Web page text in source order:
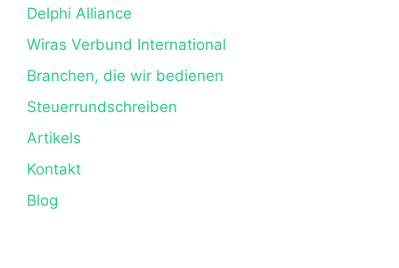
Delphi Alliance
Wiras Verbund International
Branchen, die wir bedienen
Steuerrundschreiben
Artikels
Kontakt
Blog